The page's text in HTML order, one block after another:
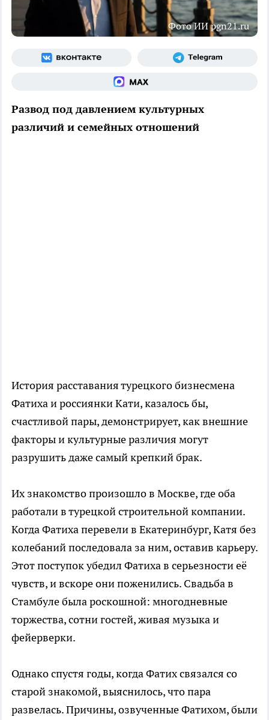
Фото ИИ pgn21.ru
Развод под давлением культурных
различий и семейных отношений
История расставания турецкого бизнесмена
Фатиха и россиянки Кати, казалось бы,
счастливой пары, демонстрирует, как внешние
факторы и культурные различия могут
разрушить даже самый крепкий брак.
Их знакомство произошло в Москве, где оба
работали в турецкой строительной компании.
Когда Фатиха перевели в Екатеринбург, Катя без
колебаний последовала за ним, оставив карьеру.
Этот поступок убедил Фатиха в серьезности её
чувств, и вскоре они поженились. Свадьба в
Стамбуле была роскошной: многодневные
торжества, сотни гостей, живая музыка и
фейерверки.
Однако спустя годы, когда Фатих связался со
старой знакомой, выяснилось, что пара
развелась. Причины, озвученные Фатихом, были